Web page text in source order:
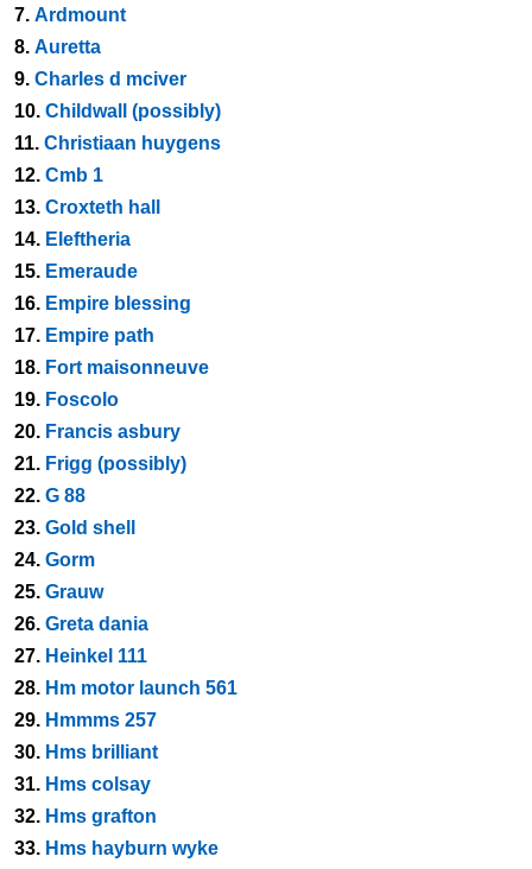
7. Ardmount
8. Auretta
9. Charles d mciver
10. Childwall (possibly)
11. Christiaan huygens
12. Cmb 1
13. Croxteth hall
14. Eleftheria
15. Emeraude
16. Empire blessing
17. Empire path
18. Fort maisonneuve
19. Foscolo
20. Francis asbury
21. Frigg (possibly)
22. G 88
23. Gold shell
24. Gorm
25. Grauw
26. Greta dania
27. Heinkel 111
28. Hm motor launch 561
29. Hmmms 257
30. Hms brilliant
31. Hms colsay
32. Hms grafton
33. Hms hayburn wyke